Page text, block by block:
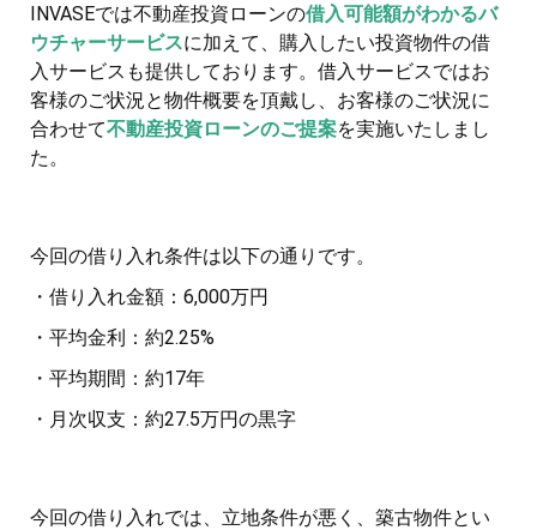
INVASEでは不動産投資ローンの借入可能額がわかるバ
ウチャーサービスに加えて、購入したい投資物件の借
入サービスも提供しております。借入サービスではお
客様のご状況と物件概要を頂戴し、お客様のご状況に
合わせて不動産投資ローンのご提案を実施いたしまし
た。
今回の借り入れ条件は以下の通りです。
・借り入れ金額：6,000万円
・平均金利：約2.25%
・平均期間：約17年
・月次収支：約27.5万円の黒字
今回の借り入れでは、立地条件が悪く、築古物件とい